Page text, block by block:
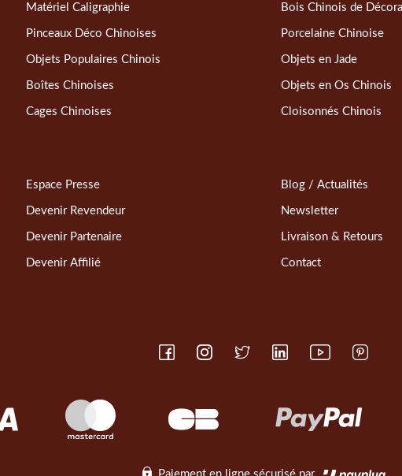
Matériel Caligraphie
Pinceaux Déco Chinoises
Objets Populaires Chinois
Boîtes Chinoises
Cages Chinoises
Bois Chinois de
Porcelaine Chinoise
Objets en Jade
Objets en Os Chinois
Cloisonnés Chinois
Espace Presse
Devenir Revendeur
Devenir Partenaire
Devenir Affilié
Blog / Actualités
Newsletter
Livraison & Retours
Contact